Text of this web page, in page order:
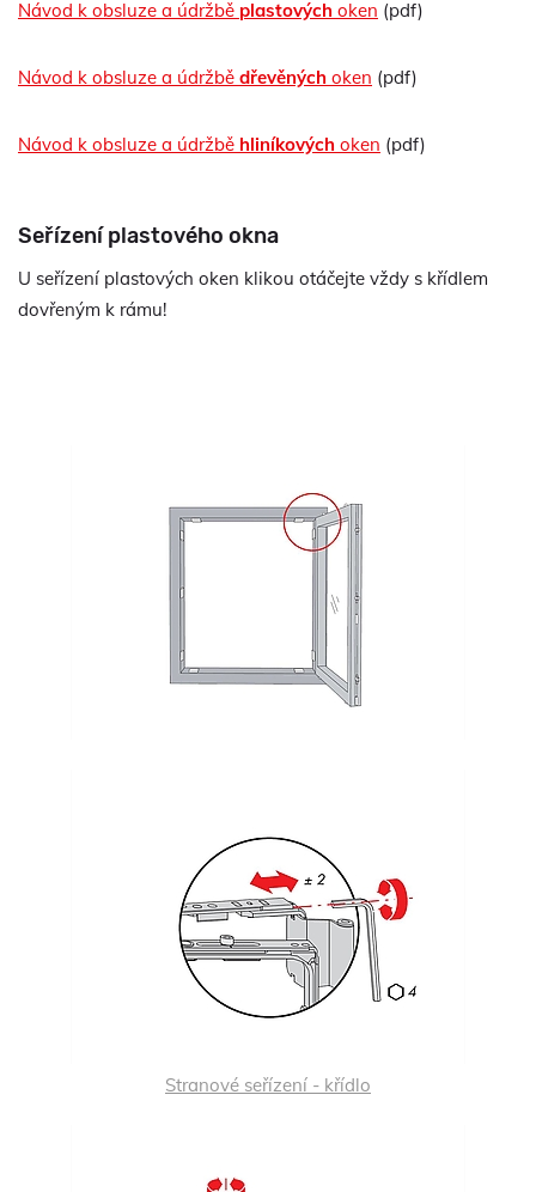
Návod k obsluze a údržbě plastových oken (pdf)
Návod k obsluze a údržbě dřevěných oken (pdf)
Návod k obsluze a údržbě hliníkových oken (pdf)
Seřízení plastového okna
U seřízení plastových oken klikou otáčejte vždy s křídlem
dovřeným k rámu!
Stranové seřízení - křídlo